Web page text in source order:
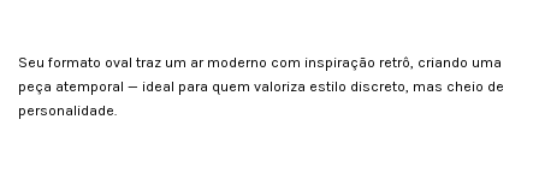
Seu formato oval traz um ar moderno com inspiração retrô, criando uma
peça atemporal — ideal para quem valoriza estilo discreto, mas cheio de
personalidade.